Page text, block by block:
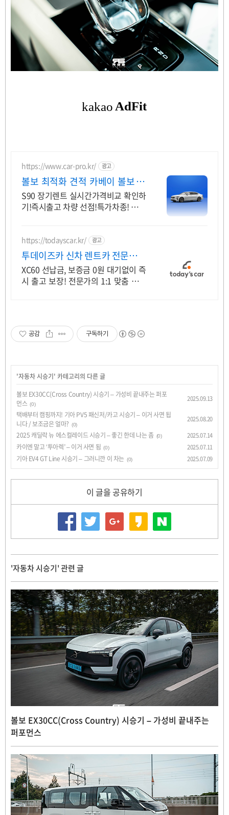
https://www.car-pro.kr/ 광고
볼보 최적화 견적 카베이 볼보 특
가차량 무료견적
S90 장기렌트 실시간가격비교 확인하
기!즉시출고 차량 선점!특가차종! 수입
요.
https://todayscar.kr/ 광고
투데이즈카 신차 렌트카 전문가의
1:1 맞춤 컨설팅
XC60 선납금, 보증금 0원 대기없이 즉
시 출고 보장! 전문가의 1:1 맞춤 컨설
공감 구독하기
'자동차 시승기' 카테고리의 다른 글
볼보 EX30CC(Cross Country) 시승기 – 가성비 끝내주는 퍼포
먼스 (0)
2025.09.13
택배부터 캠핑까지! 기아 PV5 패신저/카고 시승기 – 이거 사면 됩
니다 / 보조금은 얼마? (0)
2025.08.20
2025 캐딜락 뉴 에스컬레이드 시승기 – 좋긴 한데 나는 좀 (0) 2025.07.14
카이엔 말고 ‘투아렉’ – 이거 사면 됨 (0) 2025.07.11
기아 EV4 GT Line 시승기 – 그러니깐 이 차는 (0) 2025.07.09
이 글을 공유하기
'자동차 시승기' 관련 글
볼보 EX30CC(Cross Country) 시승기 – 가성비 끝내주는
퍼포먼스